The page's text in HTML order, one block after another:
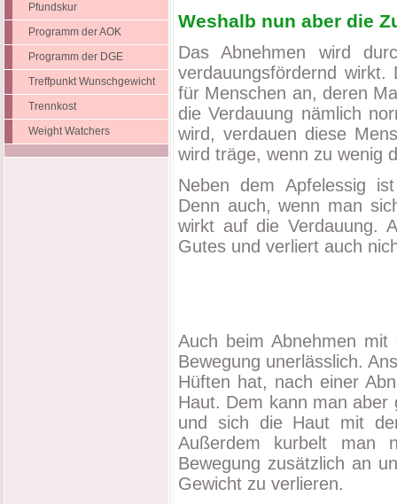
Pfundskur
Programm der AOK
Programm der DGE
Treffpunkt Wunschgewicht
Trennkost
Weight Watchers
Weshalb nun aber die
Das Abnehmen wird
verdauungsfördernd
für Menschen an, deren
die Verdauung nämlich
wird, verdauen diese
wird träge, wenn zu wenig
Neben dem Apfelessig
Denn auch, wenn man
wirkt auf die Verdauung.
Gutes und verliert auch
Auch beim Abnehmen
Bewegung unerlässlich.
Hüften hat, nach einer
Haut. Dem kann man aber
und sich die Haut mit
Außerdem kurbelt man
Bewegung zusätzlich an
Gewicht zu verlieren.